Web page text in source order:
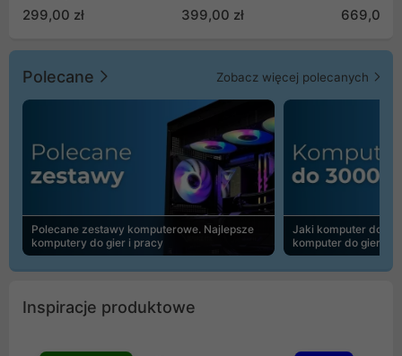
299,00 zł 399,00 zł 669,00
Polecane Zobacz więcej polecanych
Polecane zestawy komputerowe. Najlepsze
komputery do gier i pracy
Jaki komputer do
komputer do gier |
Inspiracje produktowe